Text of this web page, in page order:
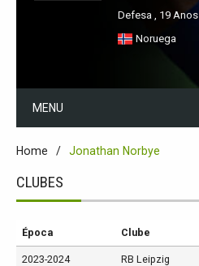
Defesa , 19 Anos
Noruega
MENU
Home Jonathan Norbye
CLUBES
Época Clube
2023-2024 RB Leipzig